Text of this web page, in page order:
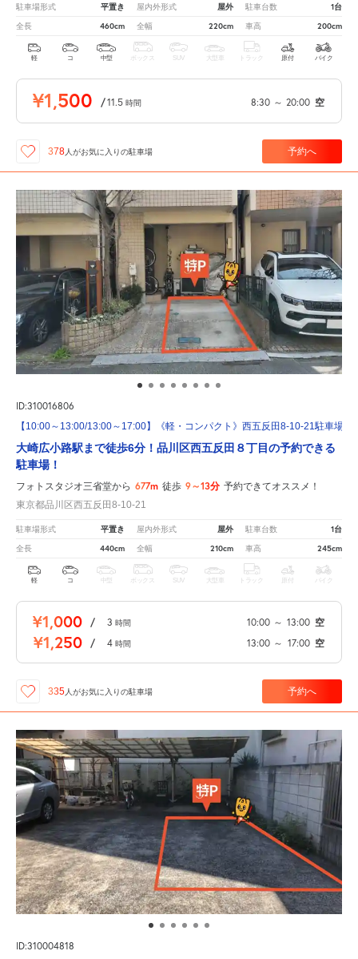
駐車場形式 平置き 屋内外形式 屋外 駐車台数 1台
全長 460cm 全幅 220cm 車高 200cm
軽 コ 中型 ボックス SUV 大型車 トラック 原付 バイク
¥1,500 /11.5 時間 8:30 ～ 20:00 空
378人がお気に入りの駐車場 予約へ
ID:310016806
【10:00～13:00/13:00～17:00】《軽・コンパクト》西五反田8-10-21駐車場
大崎広小路駅まで徒歩6分！品川区西五反田８丁目の予約できる
駐車場！
フォトスタジオ三省堂から 677m 徒歩 9～13分 予約できてオススメ！
東京都品川区西五反田8-10-21
駐車場形式 平置き 屋内外形式 屋外 駐車台数 1台
全長 440cm 全幅 210cm 車高 245cm
軽 コ 中型 ボックス SUV 大型車 トラック 原付 バイク
¥1,000 / 3 時間 10:00 ～ 13:00 空
¥1,250 / 4 時間 13:00 ～ 17:00 空
335人がお気に入りの駐車場 予約へ
ID:310004818